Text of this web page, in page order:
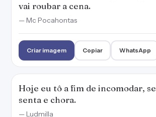
vai roubar a cena.
— Mc Pocahontas
Criar imagem Copiar WhatsApp
Hoje eu tô a fim de incomodar,
senta e chora.
— Ludmilla